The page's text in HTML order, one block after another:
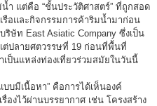
แต่คือ “ชั้นประวัติศาสตร์” ที่ถูกสอด
รือและกิจกรรมการค้าริมน้ำมาก่อน
ษัท East Asiatic Company ซึ่งเป็น
ต่ปลายศตวรรษที่ 19 ก่อนที่พื้นที่
ป็นแหล่งท่องเที่ยวร่วมสมัยในวันนี้
บมีเนื้อหา” คือการได้เห็นองค์
องไว้ผ่านบรรยากาศ เช่น โครงสร้าง